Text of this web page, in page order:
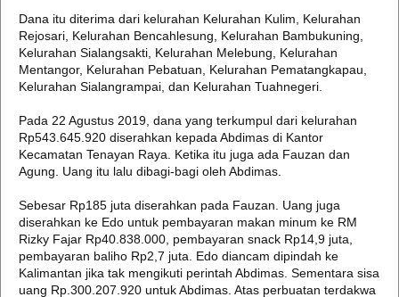
Dana itu diterima dari kelurahan Kelurahan Kulim, Kelurahan
Rejosari, Kelurahan Bencahlesung, Kelurahan Bambukuning,
Kelurahan Sialangsakti, Kelurahan Melebung, Kelurahan
Mentangor, Kelurahan Pebatuan, Kelurahan Pematangkapau,
Kelurahan Sialangrampai, dan Kelurahan Tuahnegeri.
Pada 22 Agustus 2019, dana yang terkumpul dari kelurahan
Rp543.645.920 diserahkan kepada Abdimas di Kantor
Kecamatan Tenayan Raya. Ketika itu juga ada Fauzan dan
Agung. Uang itu lalu dibagi-bagi oleh Abdimas.
Sebesar Rp185 juta diserahkan pada Fauzan. Uang juga
diserahkan ke Edo untuk pembayaran makan minum ke RM
Rizky Fajar Rp40.838.000, pembayaran snack Rp14,9 juta,
pembayaran baliho Rp2,7 juta. Edo diancam dipindah ke
Kalimantan jika tak mengikuti perintah Abdimas. Sementara sisa
uang Rp.300.207.920 untuk Abdimas. Atas perbuatan terdakwa